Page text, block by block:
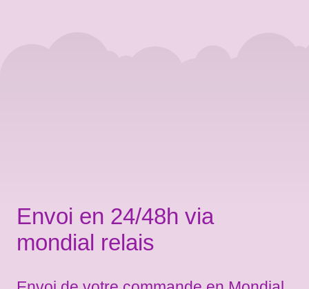
Envoi en 24/48h via
mondial relais